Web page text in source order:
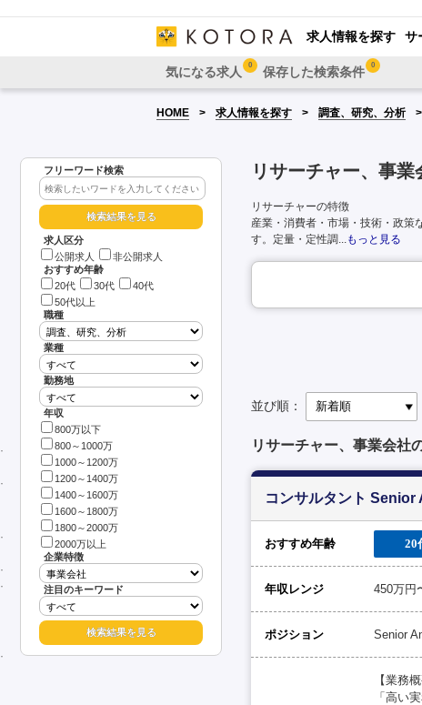
求人情報を探す サ
気になる求人 0 保存した検索条件 0
HOME 求人情報を探す 調査、研究、分析
フリーワード検索
求人区分
公開求人
非公開求人
おすすめ年齢
20代
30代
40代
50代以上
職種
業種
勤務地
年収
800万以下
800～1000万
1000～1200万
1200～1400万
1400～1600万
1600～1800万
1800～2000万
2000万以上
企業特徴
注目のキーワード
リサーチャー、事業
リサーチャーの特徴
産業・消費者・市場・技術・政策
す。定量・定性調...もっと見る
並び順：
リサーチャー、事業会社
コンサルタント
おすすめ年齢 20
年収レンジ 450万円
ポジション Senior
【業務概
「高い